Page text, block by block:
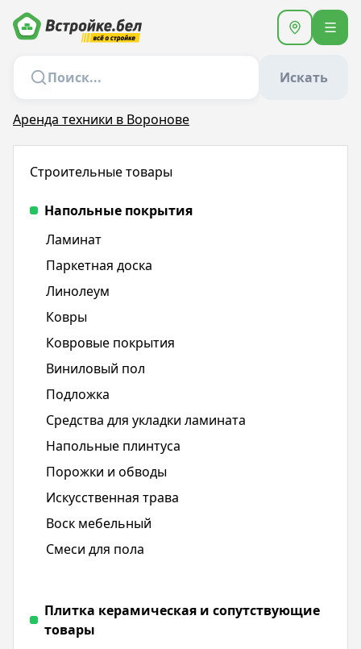
Искать
Аренда техники в Воронове
Строительные товары
Напольные покрытия
Ламинат
Паркетная доска
Линолеум
Ковры
Ковровые покрытия
Виниловый пол
Подложка
Средства для укладки ламината
Напольные плинтуса
Порожки и обводы
Искусственная трава
Воск мебельный
Смеси для пола
Плитка керамическая и сопутствующие
товары